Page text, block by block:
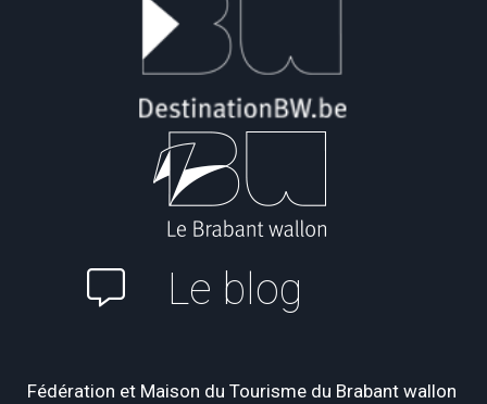
Le blog
Fédération et Maison du Tourisme du Brabant wallon